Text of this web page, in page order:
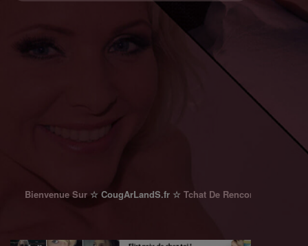
Bienvenue Sur ☆ CougArLandS.fr ☆ Tchat De Rencontre 100%